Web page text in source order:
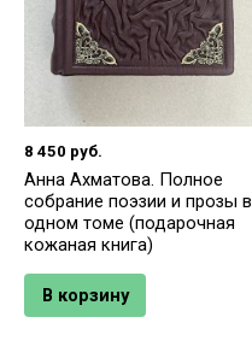
8 450 руб.
Анна Ахматова. Полное
собрание поэзии и прозы в
одном томе (подарочная
кожаная книга)
В корзину